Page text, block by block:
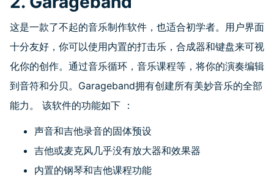
这是一款了不起的音乐制作软件，也适合初学者。用户界面
十分友好，你可以使用内置的打击乐，合成器和键盘来可视
化你的创作。通过音乐循环，音乐课程等，将你的演奏编辑
到音符和分贝。 Garageband拥有创建所有美妙音乐的全部
能力。 该软件的功能如下 ：
声音和吉他录音的固体预设
吉他或麦克风几乎没有放大器和效果器
内置的钢琴和吉他课程功能